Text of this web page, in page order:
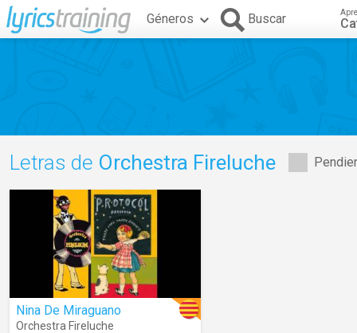
Géneros Buscar
Letras de Orchestra Fireluche
Nina De Miraguano
Orchestra Fireluche